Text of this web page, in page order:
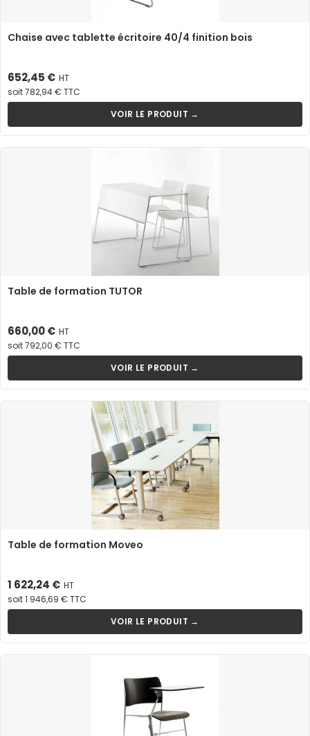
Chaise avec tablette écritoire 40/4 finition bois
Prix
652,45 € HT
soit 782,94 € TTC
VOIR LE PRODUIT →
Table de formation TUTOR
Prix
660,00 € HT
soit 792,00 € TTC
VOIR LE PRODUIT →
Table de formation Moveo
Prix
1 622,24 € HT
soit 1 946,69 € TTC
VOIR LE PRODUIT →